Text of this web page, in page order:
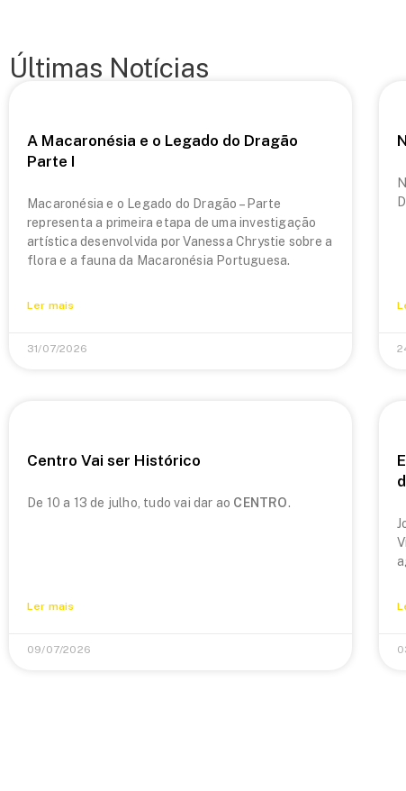
Últimas Notícias
A Macaronésia e o Legado do Dragão
Parte I
Macaronésia e o Legado do Dragão – Parte
representa a primeira etapa de uma investigação
artística desenvolvida por Vanessa Chrystie sobre a
flora e a fauna da Macaronésia Portuguesa.
Ler mais
31/07/2026
Centro Vai ser Histórico
De 10 a 13 de julho, tudo vai dar ao CENTRO.
Ler mais
09/07/2026